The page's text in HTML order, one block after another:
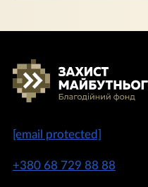
[email protected]
+380 68 729 88 88